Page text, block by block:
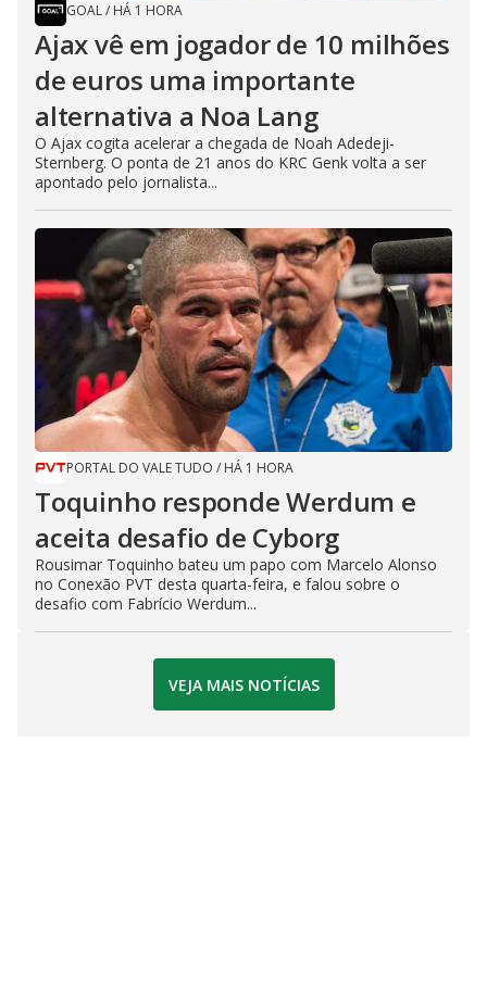
GOAL/ HÁ 1 HORA
Ajax vê em jogador de 10 milhões
de euros uma importante
alternativa a Noa Lang
O Ajax cogita acelerar a chegada de Noah Adedeji-
Sternberg. O ponta de 21 anos do KRC Genk volta a ser
apontado pelo jornalista...
PORTAL DO VALE TUDO / HÁ 1 HORA
Toquinho responde Werdum e
aceita desafio de Cyborg
Rousimar Toquinho bateu um papo com Marcelo Alonso
no Conexão PVT desta quarta-feira, e falou sobre o
desafio com Fabrício Werdum...
VEJA MAIS NOTÍCIAS